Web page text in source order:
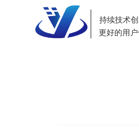
持续技术
更好的用